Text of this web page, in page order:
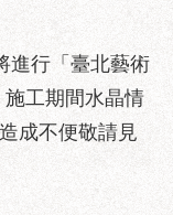
進行「臺北藝術
工期間水晶情
成不便敬請見